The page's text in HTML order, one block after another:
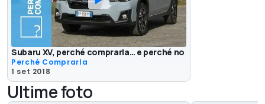
Subaru XV, perché comprarla… e perché no
Perché Comprarla
1 set 2018
Ultime foto